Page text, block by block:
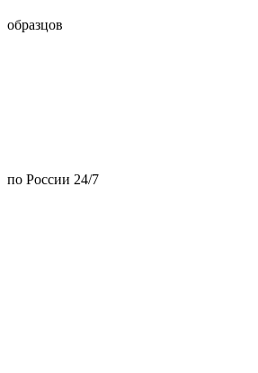
образцов
по России 24/7